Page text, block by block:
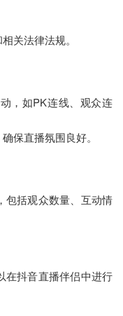
关法律法规。
，如PK连线、观众连
保直播氛围良好。
包括观众数量、互动情
在抖音直播伴侣中进行